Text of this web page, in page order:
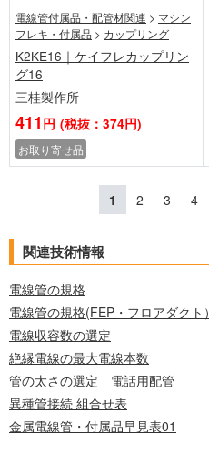
電線管付属品・配管材関連 > マシン
フレキ・付属品 > カップリング
K2KE16｜ケイフレカップリン
グ16
三桂製作所
411 円 (税抜：374円)
お取り寄せ品
1 2 3 4
関連技術情報
電線管の規格
電線管の規格(FEP・フロアダクト）
電線収容数の選定
絶縁電線の最大電線本数
管の太さの選定 電話用配管
異種管接続 組合せ表
金属電線管・付属品早見表01